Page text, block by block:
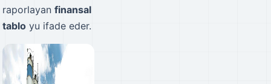
raporlayan finansal
tablo yu ifade eder.